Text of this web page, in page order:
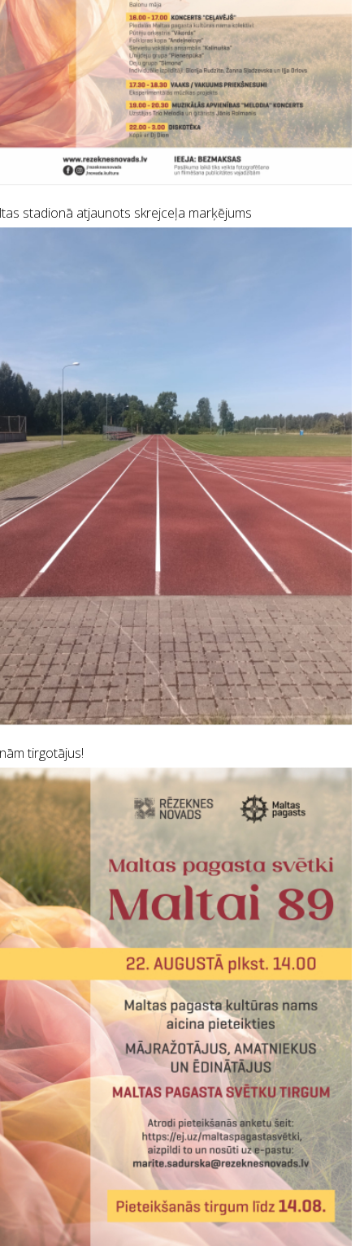
stadionā atjaunots skrejceļa marķējums
tirgotājus!